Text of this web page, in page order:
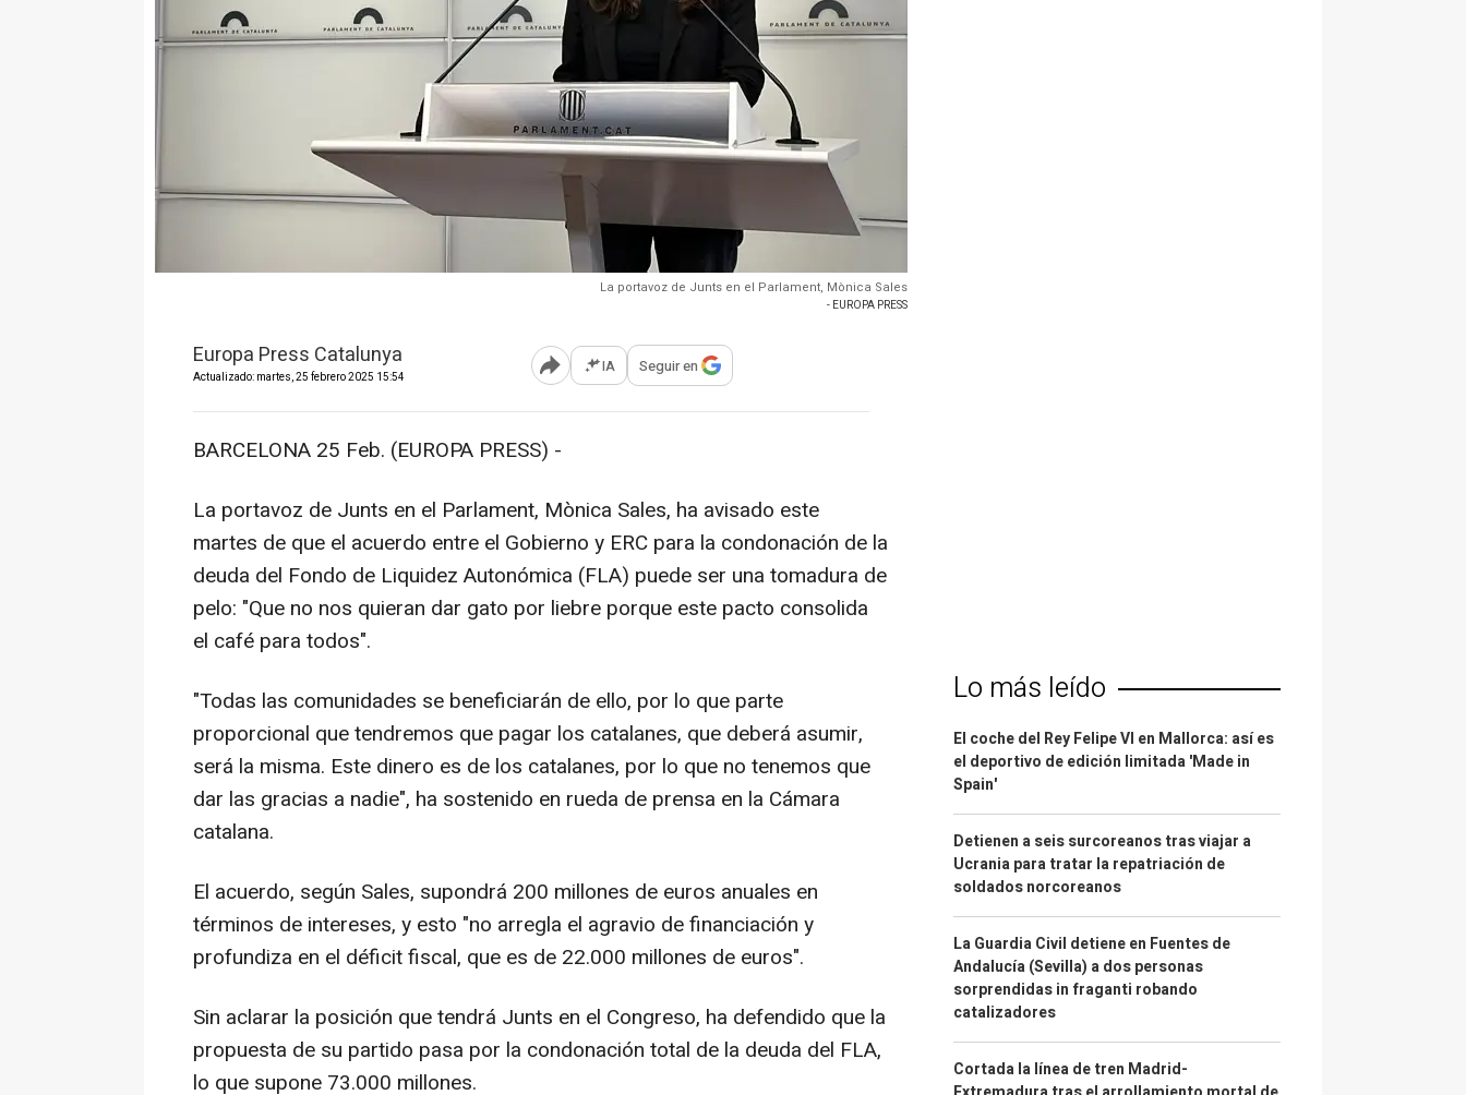
La portavoz de Junts en el Parlament, Mònica Sales
- EUROPA PRESS
Europa Press Catalunya
Actualizado: martes, 25 febrero 2025 15:54 Abrir opciones para compartir
IA Seguir en
BARCELONA 25 Feb. (EUROPA PRESS) -
La portavoz de Junts en el Parlament, Mònica Sales, ha avisado este
martes de que el acuerdo entre el Gobierno y ERC para la condonación de la
deuda del Fondo de Liquidez Autonómica (FLA) puede ser una tomadura de
pelo: "Que no nos quieran dar gato por liebre porque este pacto consolida
el café para todos".
"Todas las comunidades se beneficiarán de ello, por lo que parte
proporcional que tendremos que pagar los catalanes, que deberá asumir,
será la misma. Este dinero es de los catalanes, por lo que no tenemos que
dar las gracias a nadie", ha sostenido en rueda de prensa en la Cámara
catalana.
El acuerdo, según Sales, supondrá 200 millones de euros anuales en
términos de intereses, y esto "no arregla el agravio de financiación y
profundiza en el déficit fiscal, que es de 22.000 millones de euros".
Sin aclarar la posición que tendrá Junts en el Congreso, ha defendido que la
propuesta de su partido pasa por la condonación total de la deuda del FLA,
lo que supone 73.000 millones.
Lo más leído
El coche del Rey Felipe VI en Mallorca: así es
el deportivo de edición limitada 'Made in
Spain'
Detienen a seis surcoreanos tras viajar a
Ucrania para tratar la repatriación de
soldados norcoreanos
La Guardia Civil detiene en Fuentes de
Andalucía (Sevilla) a dos personas
sorprendidas in fraganti robando
catalizadores
Cortada la línea de tren Madrid-